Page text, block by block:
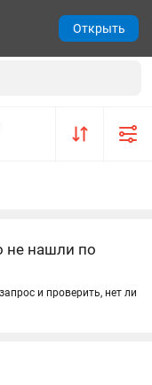
не нашли по
и проверить, нет ли
Открыть